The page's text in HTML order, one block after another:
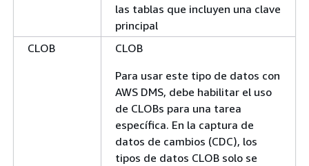
las tablas que incluyen una clave
principal
CLOB
CLOB
Para usar este tipo de datos con
AWS DMS, debe habilitar el uso
de CLOBs para una tarea
específica. En la captura de
datos de cambios (CDC), los
tipos de datos CLOB solo se